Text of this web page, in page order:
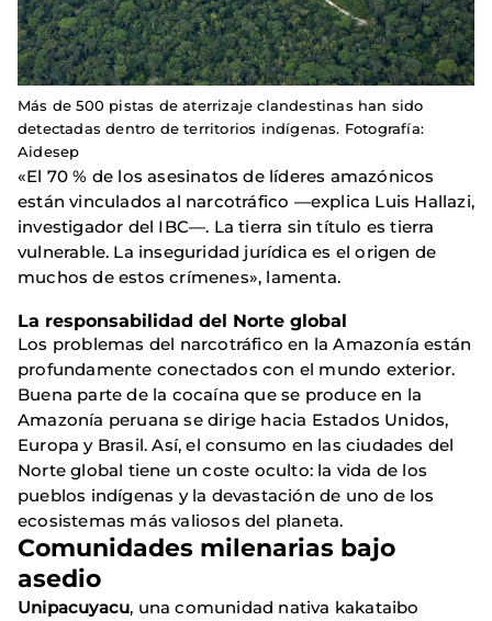
Más de 500 pistas de aterrizaje clandestinas han sido
detectadas dentro de territorios indígenas. Fotografía:
Aidesep
«El 70 % de los asesinatos de líderes amazónicos
están vinculados al narcotráfico —explica Luis Hallazi,
investigador del IBC—. La tierra sin título es tierra
vulnerable. La inseguridad jurídica es el origen de
muchos de estos crímenes», lamenta.
La responsabilidad del Norte global
Los problemas del narcotráfico en la Amazonía están
profundamente conectados con el mundo exterior.
Buena parte de la cocaína que se produce en la
Amazonía peruana se dirige hacia Estados Unidos,
Europa y Brasil. Así, el consumo en las ciudades del
Norte global tiene un coste oculto: la vida de los
pueblos indígenas y la devastación de uno de los
ecosistemas más valiosos del planeta.
Comunidades milenarias bajo
asedio
Unipacuyacu, una comunidad nativa kakataibo